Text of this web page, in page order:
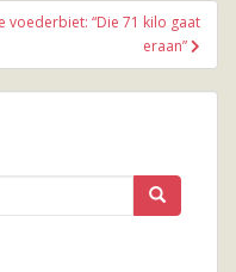
“Die 71 kilo gaat
eraan”